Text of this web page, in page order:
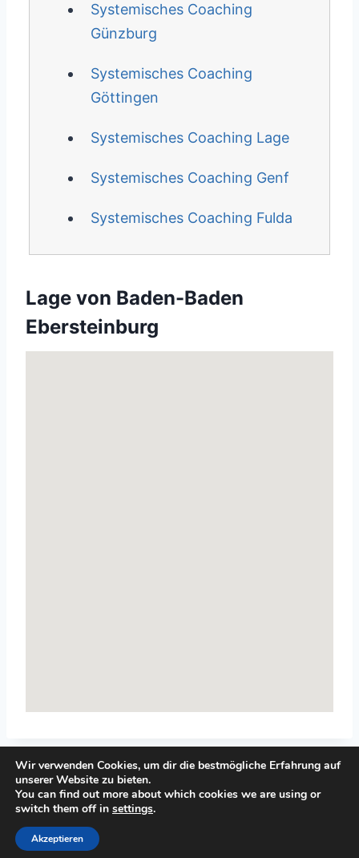
Systemisches Coaching
Günzburg
Systemisches Coaching
Göttingen
Systemisches Coaching Lage
Systemisches Coaching Genf
Systemisches Coaching Fulda
Lage von Baden-Baden
Ebersteinburg
© 2026 Top-Systemisches-Coaching.de
Wir verwenden Cookies, um dir die bestmögliche Erfahrung auf
unserer Website zu bieten.
You can find out more about which cookies we are using or
switch them off in settings.
Akzeptieren